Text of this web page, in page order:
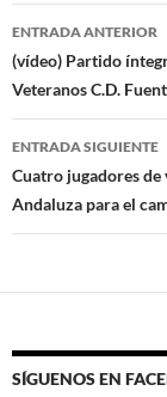
Navegación
de
entradas
ENTRADA ANTERIOR
(vídeo) Partido
Veteranos C.D.
ENTRADA SIGUIENTE
Cuatro jugadores
Andaluza para el
SÍGUENOS EN